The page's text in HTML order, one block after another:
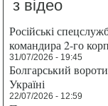
з відео
Російські
командира 2-го
31/07/2026 - 19:45
Болгарський
Україні
22/07/2026 - 12:59